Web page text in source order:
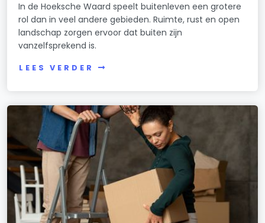
In de Hoeksche Waard speelt buitenleven een grotere
rol dan in veel andere gebieden. Ruimte, rust en open
landschap zorgen ervoor dat buiten zijn
vanzelfsprekend is.
LEES VERDER